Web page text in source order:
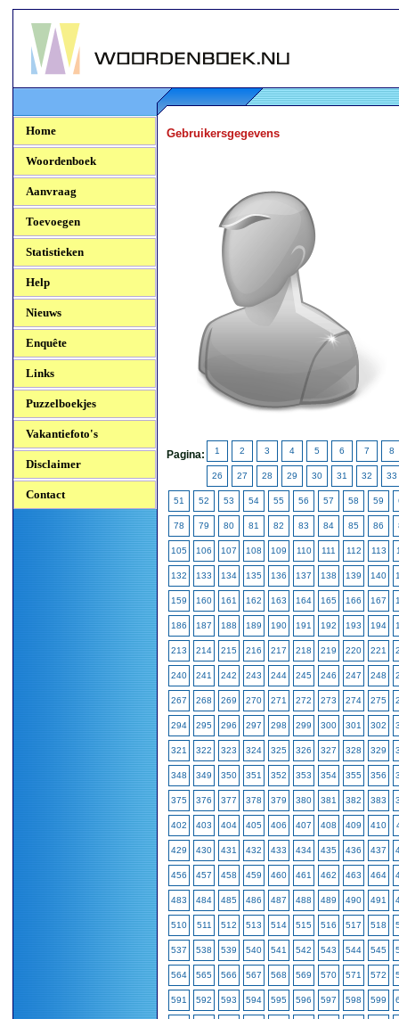
Woordenboek.NU
Home
Woordenboek
Aanvraag
Toevoegen
Statistieken
Help
Nieuws
Enquête
Links
Puzzelboekjes
Vakantiefoto's
Disclaimer
Contact
Gebruikersgegevens
Pagina: 1 2 3 4 5 6 7 8
26 27 28 29 30 31 32 33
51 52 53 54 55 56 57 58 59
78 79 80 81 82 83 84 85 86
105 106 107 108 109 110 111 112 113
132 133 134 135 136 137 138 139 140
159 160 161 162 163 164 165 166 167
186 187 188 189 190 191 192 193 194
213 214 215 216 217 218 219 220 221
240 241 242 243 244 245 246 247 248
267 268 269 270 271 272 273 274 275
294 295 296 297 298 299 300 301 302
321 322 323 324 325 326 327 328 329
348 349 350 351 352 353 354 355 356
375 376 377 378 379 380 381 382 383
402 403 404 405 406 407 408 409 410
429 430 431 432 433 434 435 436 437
456 457 458 459 460 461 462 463 464
483 484 485 486 487 488 489 490 491
510 511 512 513 514 515 516 517 518
537 538 539 540 541 542 543 544 545
564 565 566 567 568 569 570 571 572
591 592 593 594 595 596 597 598 599